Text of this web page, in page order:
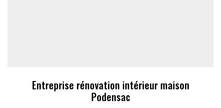
Entreprise rénovation intérieur maison
Podensac